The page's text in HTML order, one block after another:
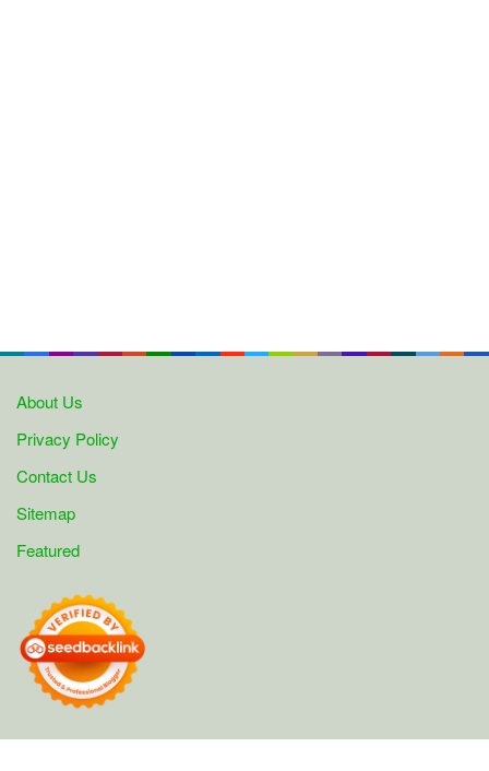
About Us
Privacy Policy
Contact Us
Sitemap
Featured